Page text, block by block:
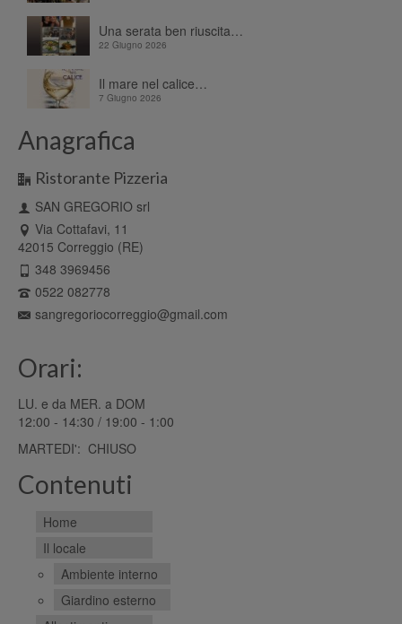
Una serata ben riuscita…
22 Giugno 2026
Il mare nel calice…
7 Giugno 2026
Anagrafica
Ristorante Pizzeria
SAN GREGORIO srl
Via Cottafavi, 11
42015 Correggio (RE)
348 3969456
0522 082778
sangregoriocorreggio@gmail.com
Orari:
LU. e da MER. a DOM
12:00 - 14:30 / 19:00 - 1:00
MARTEDI': CHIUSO
Contenuti
Home
Il locale
Ambiente interno
Giardino esterno